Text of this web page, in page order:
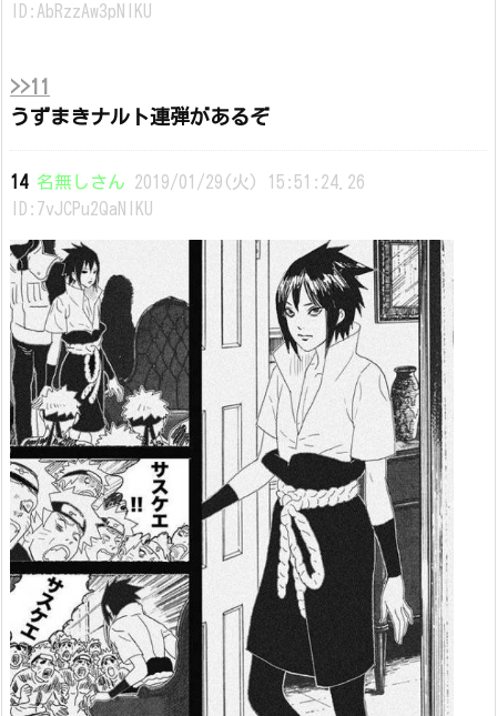
ID:AbRzzAw3pNIKU
>>11
うずまきナルト連弾があるぞ
14 名無しさん 2019/01/29(火) 15:51:24.26
ID:7vJCPu2QaNIKU